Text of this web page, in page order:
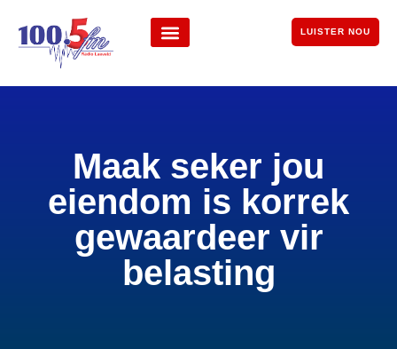
LUISTER NOU
Maak seker jou
eiendom is korrek
gewaardeer vir
belasting